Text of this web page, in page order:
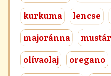
kurkuma lencse
majoránna mustár
olívaolaj oregano